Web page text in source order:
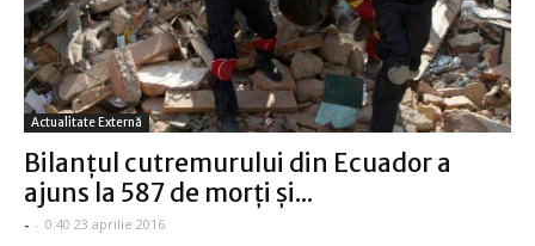
Actualitate Externă
Bilanţul cutremurului din Ecuador a
ajuns la 587 de morţi şi...
- - 0:40 23 aprilie 2016